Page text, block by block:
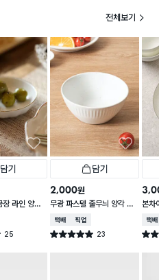
전체보기
담기
장 라인 양각
25
건 작성
담기
2,000원
무광 파스텔 줄무늬 양각 대
접 13 cm
택배배송매장픽업
별점 5.0점 23
건 작성
본차
접
택배
별점